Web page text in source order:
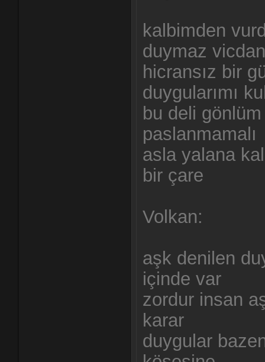
kalbimden
duymaz
hicransız bir
duygularımı
bu deli gönlüm
paslanmamalı
asla yalana
bir çare
Volkan:
aşk denilen
içinde var
zordur insan
karar
duygular